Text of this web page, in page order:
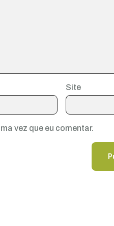
Site
vez que eu comentar.